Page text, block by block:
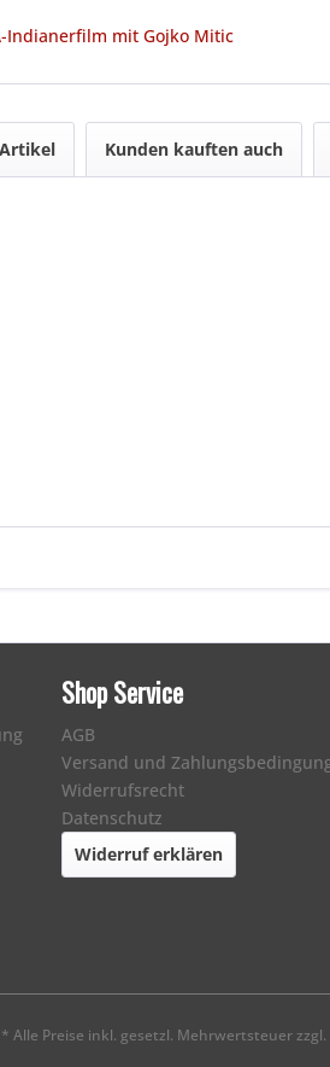
Indianerfilm mit Gojko Mitic
Kunden kauften auch
Shop Service
AGB
Versand und
Widerrufsrecht
Datenschutz
Widerruf erklären
* Alle Preise inkl. gesetzl. Mehrwertsteuer zzgl.